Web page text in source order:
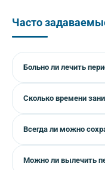
Часто
Больно ли лечить
Лечение проводится
визитов, но каждый
Сколько времени
В среднем 2–4
Всегда ли можно
В большинстве
Можно ли вылечить